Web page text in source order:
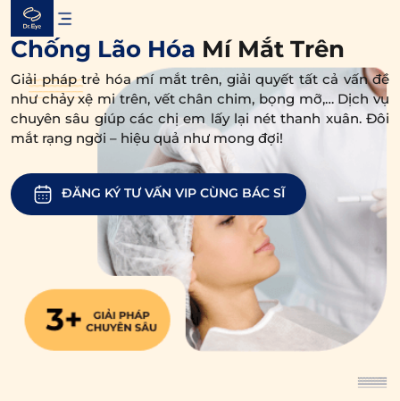
Skip
content
Chống Lão Hóa Mí Mắt Trên
Giải pháp trẻ hóa mí mắt trên, giải quyết tất cả vấn đề
như chảy xệ mi trên, vết chân chim, bọng mỡ,… Dịch vụ
chuyên sâu giúp các chị em lấy lại nét thanh xuân. Đôi
mắt rạng ngời – hiệu quả như mong đợi!
ĐĂNG KÝ TƯ VẤN VIP CÙNG BÁC SĨ